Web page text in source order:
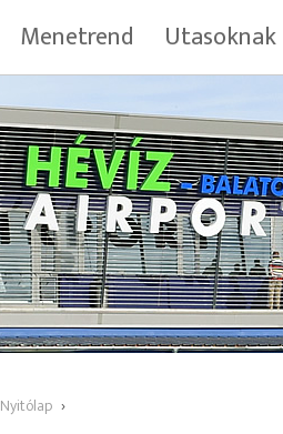
Menetrend Utasoknak
Nyitólap ›